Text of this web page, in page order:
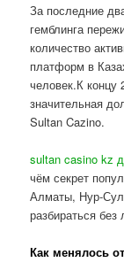
За последние
гемблинга
количество
платформ в
человек.К концу
значительная
Sultan Cazino.
sultan casino kz
чём секрет
Алматы, Нур-
разбираться
Как менялось